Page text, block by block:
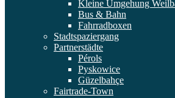
Kleine Umgehung
Bus & Bahn
Fahrradboxen
Stadtspaziergang
Partnerstädte
Pérols
Pyskowice
Güzelbahçe
Fairtrade-Town